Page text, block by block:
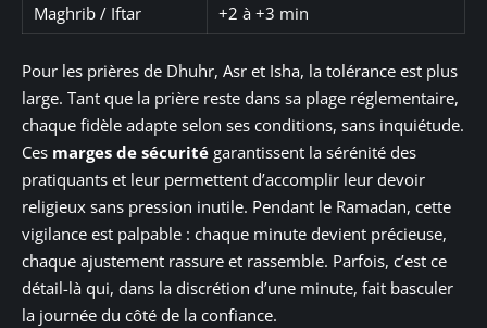
Maghrib / Iftar
+2 à +3 min
Pour les prières de Dhuhr, Asr et Isha, la tolérance est plus
large. Tant que la prière reste dans sa plage réglementaire,
chaque fidèle adapte selon ses conditions, sans inquiétude.
Ces marges de sécurité garantissent la sérénité des
pratiquants et leur permettent d’accomplir leur devoir
religieux sans pression inutile. Pendant le Ramadan, cette
vigilance est palpable : chaque minute devient précieuse,
chaque ajustement rassure et rassemble. Parfois, c’est ce
détail-là qui, dans la discrétion d’une minute, fait basculer
la journée du côté de la confiance.